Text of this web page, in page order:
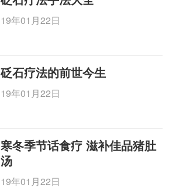
19年01月22日
砭石疗法的前世今生
19年01月22日
寒冬季节话食疗 滋补佳品猪肚
汤
19年01月22日